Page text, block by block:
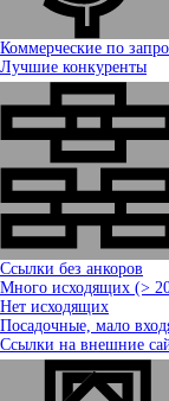
Коммерческие по
Лучшие конкуренты
Ссылки без анкоров
Много исходящих (>
Нет исходящих
Посадочные, мало
Ссылки на внешние